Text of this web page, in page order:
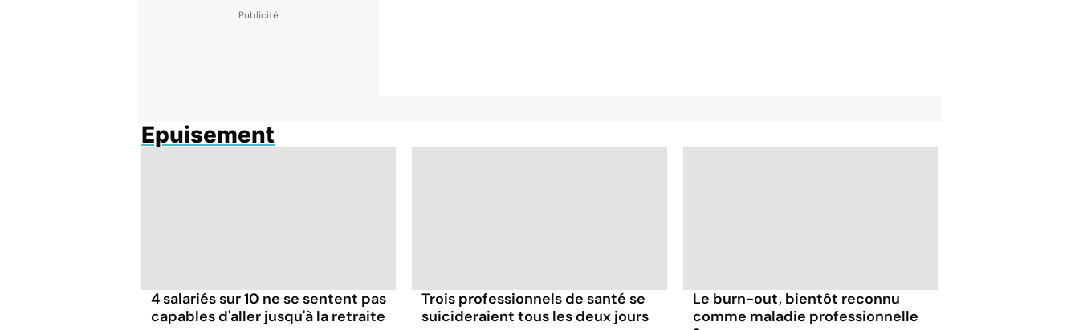
Epuisement
4 salariés sur 10 ne se sentent pas
capables d'aller jusqu'à la retraite
Trois professionnels de santé se
suicideraient tous les deux jours
Le burn-out, bientôt reconnu
comme maladie professionnelle